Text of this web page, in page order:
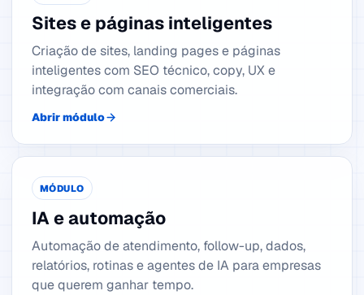
Sites e páginas inteligentes
Criação de sites, landing pages e páginas
inteligentes com SEO técnico, copy, UX e
integração com canais comerciais.
Abrir módulo
MÓDULO
IA e automação
Automação de atendimento, follow-up, dados,
relatórios, rotinas e agentes de IA para empresas
que querem ganhar tempo.